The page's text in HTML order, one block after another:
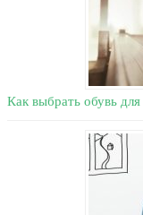
Как выбрать обувь